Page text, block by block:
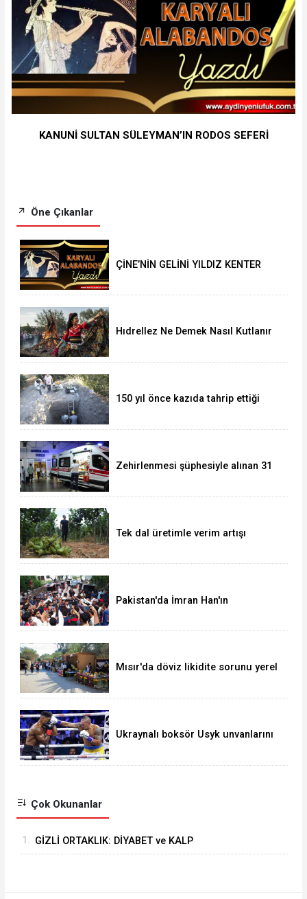
KANUNİ SULTAN SÜLEYMAN’IN RODOS SEFERİ
Öne Çıkanlar
ÇİNE’NİN GELİNİ YILDIZ KENTER
Hıdrellez Ne Demek Nasıl Kutlanır
150 yıl önce kazıda tahrip ettiği
Zehirlenmesi şüphesiyle alınan 31
Tek dal üretimle verim artışı
Pakistan'da İmran Han'ın
Mısır'da döviz likidite sorunu yerel
Ukraynalı boksör Usyk unvanlarını
Çok Okunanlar
1. GİZLİ ORTAKLIK: DİYABET ve KALP